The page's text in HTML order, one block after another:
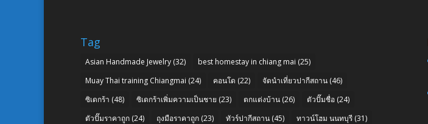
Tag
Asian Handmade Jewelry (32) best homestay in chiang mai (25)
Muay Thai training Chiangmai (24) คอนโด (22) จัดนำเที่ยวปากีสถาน (46)
ซิเดกร้า (48) ซิเดกร้าเพิ่มความเป็นชาย (23) ตกแต่งบ้าน (26) ตัวปั๊มชื่อ (24)
ตัวปั๊มราคาถูก (24) ถุงมือราคาถูก (23) ทัวร์ปากีสถาน (45) ทาวน์โฮม นนทบุรี (31)